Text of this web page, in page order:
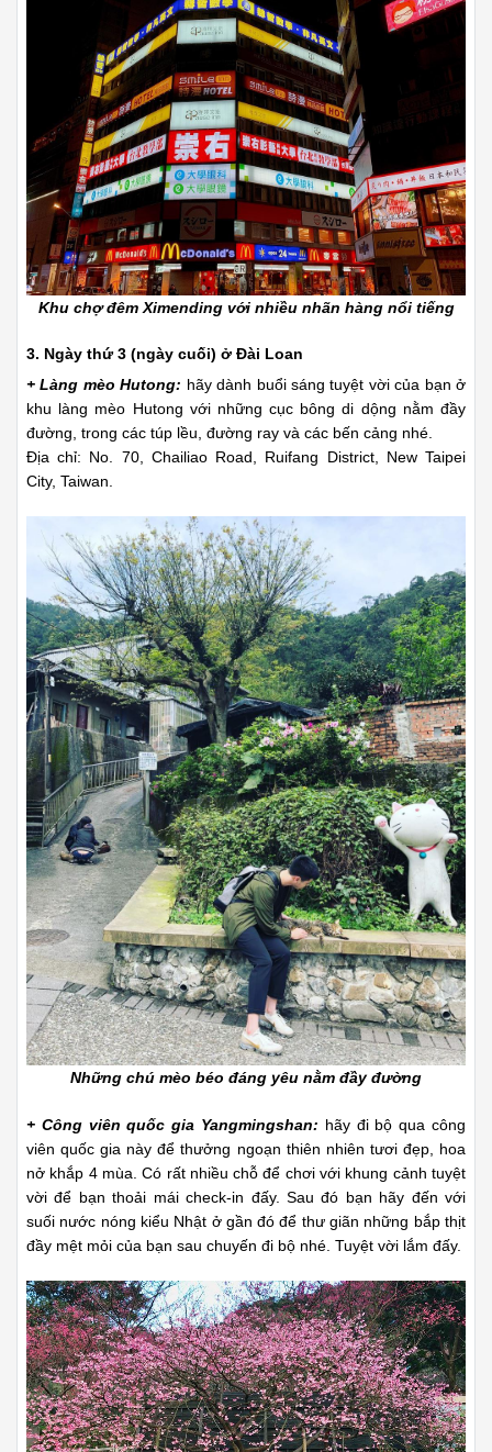
Khu chợ đêm Ximending với nhiều nhãn hàng nổi tiếng
3. Ngày thứ 3 (ngày cuối) ở Đài Loan
+ Làng mèo Hutong: hãy dành buổi sáng tuyệt vời của bạn ở
khu làng mèo Hutong với những cục bông di dộng nằm đầy
đường, trong các túp lều, đường ray và các bến cảng nhé.
Địa chỉ: No. 70, Chailiao Road, Ruifang District, New Taipei
City, Taiwan.
Những chú mèo béo đáng yêu nằm đầy đường
+ Công viên quốc gia Yangmingshan: hãy đi bộ qua công
viên quốc gia này để thưởng ngoạn thiên nhiên tươi đẹp, hoa
nở khắp 4 mùa. Có rất nhiều chỗ để chơi với khung cảnh tuyệt
vời để bạn thoải mái check-in đấy. Sau đó bạn hãy đến với
suối nước nóng kiểu Nhật ở gần đó để thư giãn những bắp thịt
đầy mệt mỏi của bạn sau chuyến đi bộ nhé. Tuyệt vời lắm đấy.